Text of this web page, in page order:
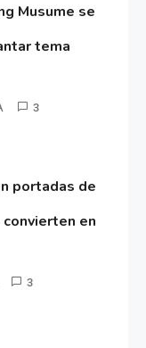
Musume se
tema
3
portadas de
en
3